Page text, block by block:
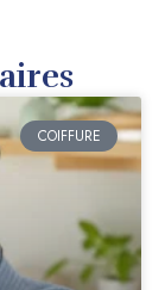
COIFFURE